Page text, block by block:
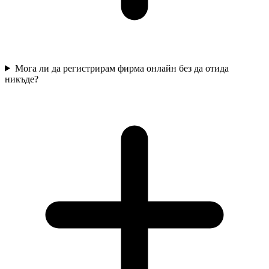
Мога ли да регистрирам фирма онлайн без да отида
никъде?